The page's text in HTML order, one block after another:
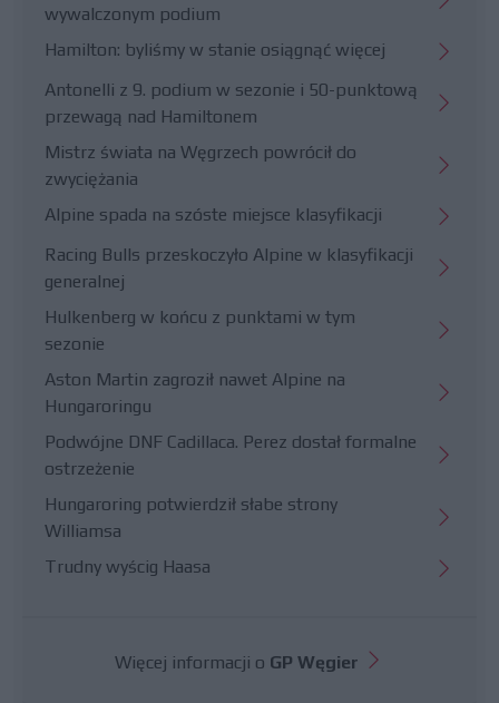
wywalczonym podium
Hamilton: byliśmy w stanie osiągnąć więcej
Antonelli z 9. podium w sezonie i 50-punktową
przewagą nad Hamiltonem
Mistrz świata na Węgrzech powrócił do
zwyciężania
Alpine spada na szóste miejsce klasyfikacji
Racing Bulls przeskoczyło Alpine w klasyfikacji
generalnej
Hulkenberg w końcu z punktami w tym
sezonie
Aston Martin zagroził nawet Alpine na
Hungaroringu
Podwójne DNF Cadillaca. Perez dostał formalne
ostrzeżenie
Hungaroring potwierdził słabe strony
Williamsa
Trudny wyścig Haasa
Więcej informacji o GP Węgier